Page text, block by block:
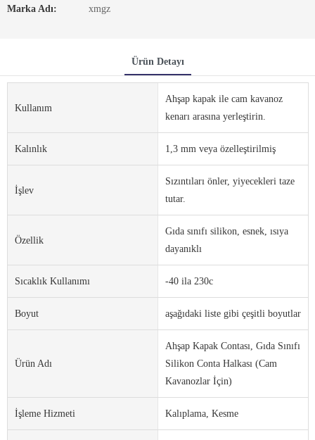
Marka Adı: xmgz
Ürün Detayı
Kullanım
Ahşap kapak ile cam kavanoz
kenarı arasına yerleştirin.
Kalınlık 1,3 mm veya özelleştirilmiş
İşlev
Sızıntıları önler, yiyecekleri taze
tutar.
Özellik
Gıda sınıfı silikon, esnek, ısıya
dayanıklı
Sıcaklık Kullanımı -40 ila 230c
Boyut aşağıdaki liste gibi çeşitli boyutlar
Ürün Adı
Ahşap Kapak Contası, Gıda Sınıfı
Silikon Conta Halkası (Cam
Kavanozlar İçin)
İşleme Hizmeti Kalıplama, Kesme